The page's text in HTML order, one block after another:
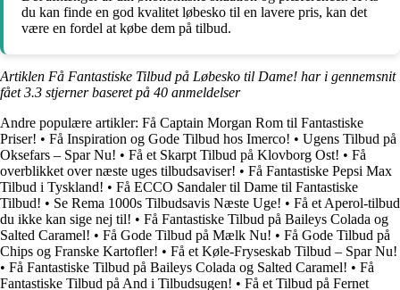
du kan finde en god kvalitet løbesko til en lavere pris, kan det
være en fordel at købe dem på tilbud.
Artiklen Få Fantastiske Tilbud på Løbesko til Dame! har i gennemsnit
fået3.3 stjerner baseret på 40 anmeldelser
Andre populære artikler: Få Captain Morgan Rom til Fantastiske
Priser! • Få Inspiration og Gode Tilbud hos Imerco! • Ugens Tilbud på
Oksefars – Spar Nu! • Få et Skarpt Tilbud på Klovborg Ost! • Få
overblikket over næste uges tilbudsaviser! • Få Fantastiske Pepsi Max
Tilbud i Tyskland! • Få ECCO Sandaler til Dame til Fantastiske
Tilbud! • Se Rema 1000s Tilbudsavis Næste Uge! • Få et Aperol-tilbud
du ikke kan sige nej til! • Få Fantastiske Tilbud på Baileys Colada og
Salted Caramel! • Få Gode Tilbud på Mælk Nu! • Få Gode Tilbud på
Chips og Franske Kartofler! • Få et Køle-Fryseskab Tilbud – Spar Nu!
• Få Fantastiske Tilbud på Baileys Colada og Salted Caramel! • Få
Fantastiske Tilbud på And i Tilbudsugen! • Få et Tilbud på Fernet